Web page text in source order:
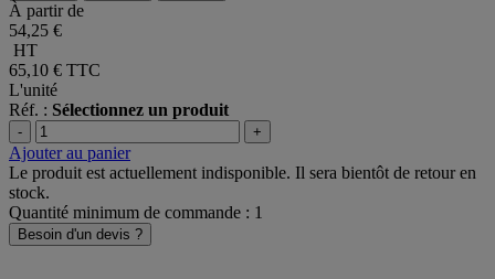
À partir de
54,25 €
HT
65,10 € TTC
L'unité
Réf. : Sélectionnez un produit
- +
Ajouter au panier
Le produit est actuellement indisponible. Il sera bientôt de retour en
stock.
Quantité minimum de commande : 1
Besoin d'un devis ?